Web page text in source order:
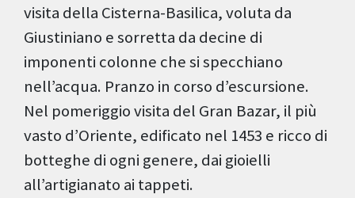
visita della Cisterna-Basilica, voluta da
Giustiniano e sorretta da decine di
imponenti colonne che si specchiano
nell’acqua. Pranzo in corso d’escursione.
Nel pomeriggio visita del Gran Bazar, il più
vasto d’Oriente, edificato nel 1453 e ricco di
botteghe di ogni genere, dai gioielli
all’artigianato ai tappeti.